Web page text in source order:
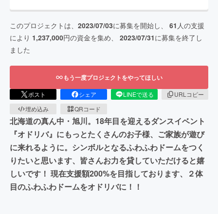
このプロジェクトは、 2023/07/03に募集を開始し、 61 人の支援
により 1,237,000円の資金を集め、 2023/07/31に募集を終了し
ました
もう一度プロジェクトをやってほしい
ポスト シェア LINEで送る
URLコピー
埋め込み
QRコード
北海道の真ん中・旭川。18年目を迎えるダンスイベント
『オドリバ』にもっとたくさんのお子様、ご家族が遊び
に来れるように。シンボルとなるふわふわドームをつく
りたいと思います、皆さんお力を貸していただけると嬉
しいです！ 現在支援額200%を目指しております、２体
目のふわふわドームをオドリバに！！